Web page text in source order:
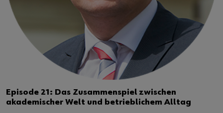
Episode 21: Das Zusammenspiel zwischen
akademischer Welt und betrieblichem Alltag